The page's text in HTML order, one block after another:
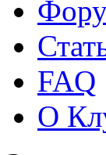
FAQ
О